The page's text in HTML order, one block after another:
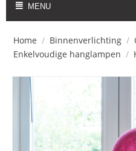
MENU
Home / Binnenverlichting /
Enkelvoudige hanglampen /